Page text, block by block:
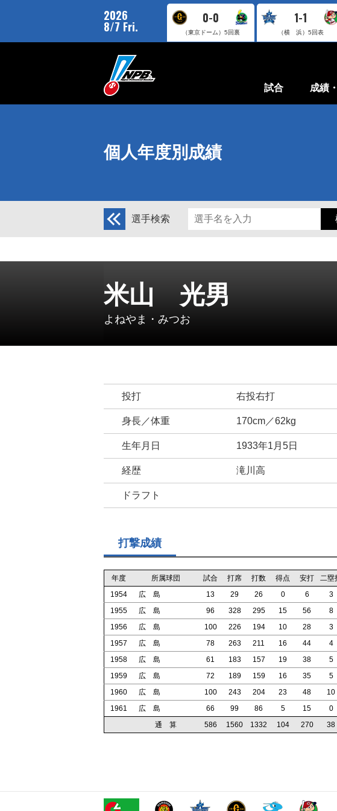
2026
8/7 Fri.
0-0
（東京ドーム） 5回裏
1-1
（横 浜） 5回表
試合 成績
個人年度別成績
選手検索
米山 光男
よねやま・みつお
投打 右投右打
身長／体重 170cm／62kg
生年月日 1933年1月5日
経歴 滝川高
ドラフト
打撃成績
年度 所属球団 試合 打席 打数 得点 安打 二塁
1954
広 島 13 29 26 0 6 3
1955
広 島 96 328 295 15 56 8
1956
広 島 100 226 194 10 28 3
1957
広 島 78 263 211 16 44 4
1958
広 島 61 183 157 19 38 5
1959
広 島 72 189 159 16 35 5
1960
広 島 100 243 204 23 48 10
1961
広 島 66 99 86 5 15 0
通 算
586 1560 1332 104 270 38